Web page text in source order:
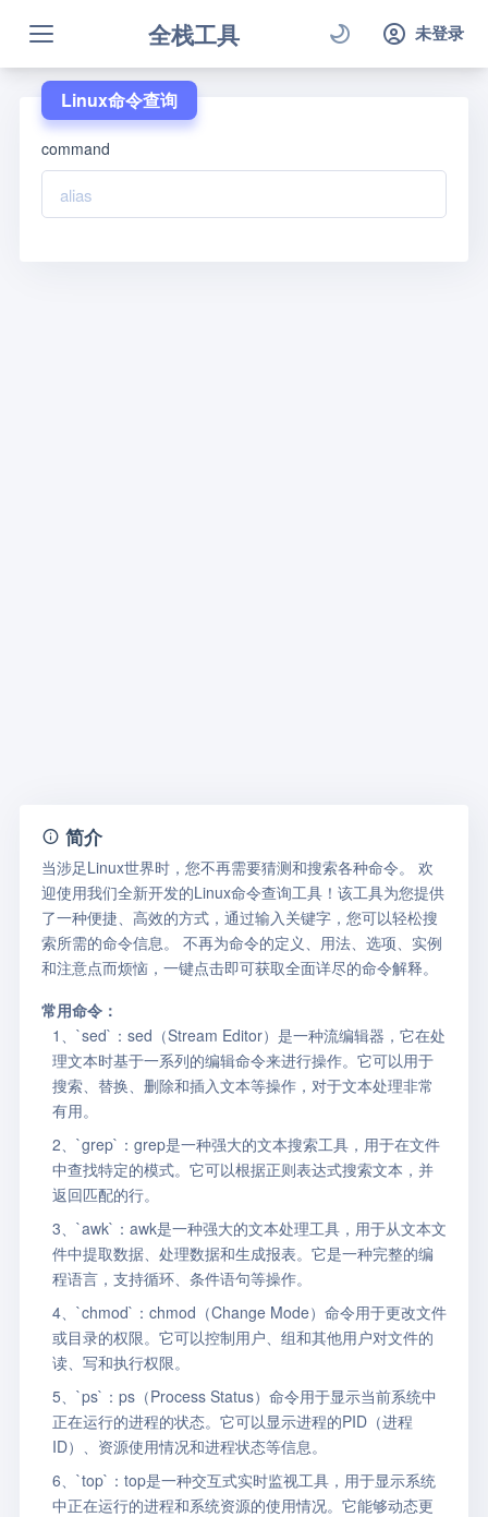
全栈工具 未登录
Linux命令查询
command
简介
当涉足Linux世界时，您不再需要猜测和搜索各种命令。 欢
迎使用我们全新开发的Linux命令查询工具！该工具为您提供
了一种便捷、高效的方式，通过输入关键字，您可以轻松搜
索所需的命令信息。 不再为命令的定义、用法、选项、实例
和注意点而烦恼，一键点击即可获取全面详尽的命令解释。
常用命令：
1、`sed`：sed（Stream Editor）是一种流编辑器，它在处
理文本时基于一系列的编辑命令来进行操作。它可以用于
搜索、替换、删除和插入文本等操作，对于文本处理非常
有用。
2、`grep`：grep是一种强大的文本搜索工具，用于在文件
中查找特定的模式。它可以根据正则表达式搜索文本，并
返回匹配的行。
3、`awk`：awk是一种强大的文本处理工具，用于从文本文
件中提取数据、处理数据和生成报表。它是一种完整的编
程语言，支持循环、条件语句等操作。
4、`chmod`：chmod（Change Mode）命令用于更改文件
或目录的权限。它可以控制用户、组和其他用户对文件的
读、写和执行权限。
5、`ps`：ps（Process Status）命令用于显示当前系统中
正在运行的进程的状态。它可以显示进程的PID（进程
ID）、资源使用情况和进程状态等信息。
6、`top`：top是一种交互式实时监视工具，用于显示系统
中正在运行的进程和系统资源的使用情况。它能够动态更